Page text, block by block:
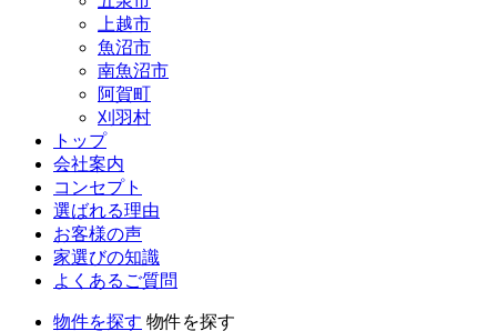
上越市
魚沼市
南魚沼市
阿賀町
刈羽村
トップ
会社案内
コンセプト
選ばれる理由
お客様の声
家選びの知識
よくあるご質問
物件を探す 物件を探す